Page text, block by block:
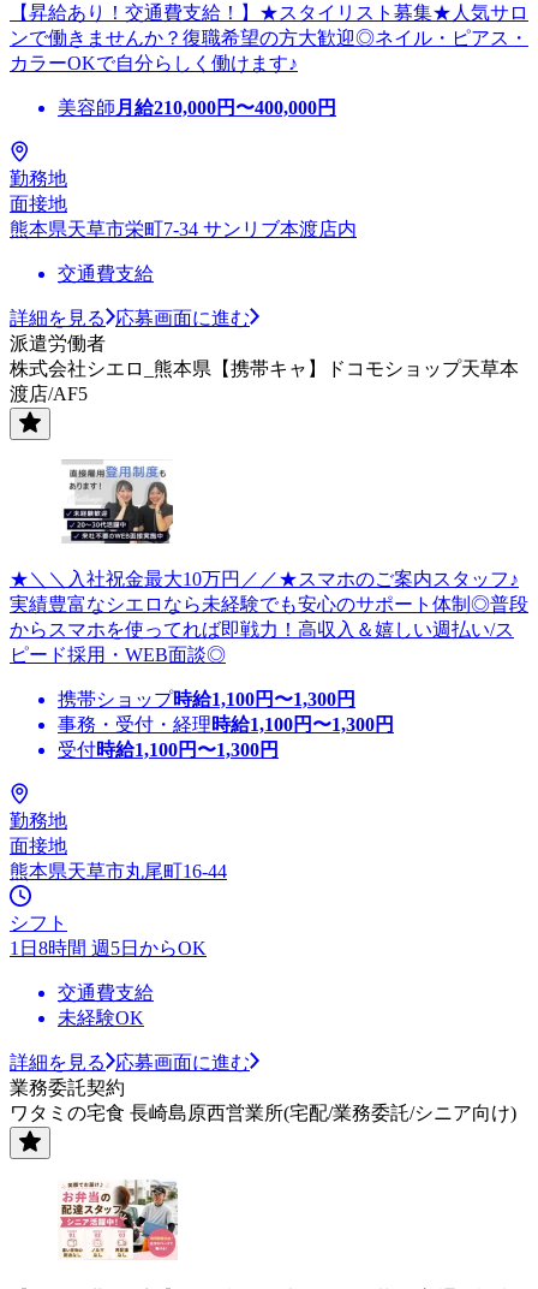
【昇給あり！交通費支給！】★スタイリスト募集★人気サロ
ンで働きませんか？復職希望の方大歓迎◎ネイル・ピアス・
カラーOKで自分らしく働けます♪
美容師 月給210,000円〜400,000円
勤務地
面接地
熊本県天草市栄町7-34 サンリブ本渡店内
交通費支給
詳細を見る
応募画面に進む
派遣労働者
株式会社シエロ_熊本県【携帯キャ】ドコモショップ天草本
渡店/AF5
★＼＼入社祝金最大10万円／／★スマホのご案内スタッフ♪
実績豊富なシエロなら未経験でも安心のサポート体制◎普段
からスマホを使ってれば即戦力！高収入＆嬉しい週払い/ス
ピード採用・WEB面談◎
携帯ショップ時給1,100円〜1,300円
事務・受付・経理時給1,100円〜1,300円
受付時給1,100円〜1,300円
勤務地
面接地
熊本県天草市丸尾町16-44
シフト
1日8時間 週5日からOK
交通費支給
未経験OK
詳細を見る
応募画面に進む
業務委託契約
ワタミの宅食 長崎島原西営業所(宅配/業務委託/シニア向け)